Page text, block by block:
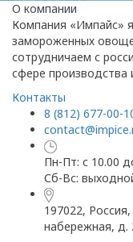
О компании
Компания «Импайс»
замороженных
сотрудничаем с
сфере производства
Контакты
8 (812) 677-00-
Пн-Пт: с 10.00
Сб-Вс:
197022,
набережная, д.